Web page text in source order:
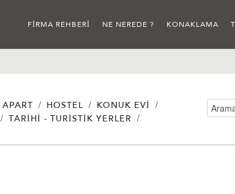
FIRMA REHBERI NE NEREDE ? KONAKLAMA
APART / HOSTEL / KONUK EVI /
/ TARIHI - TURISTIK YERLER /